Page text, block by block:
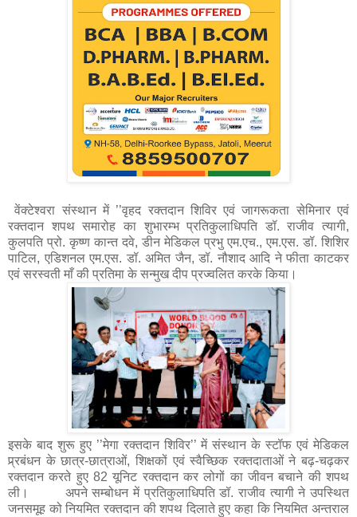
वेंक्टेश्वरा संस्थान में ’’वृहद रक्तदान शिविर एवं जागरूकता सेमिनार एवं
रक्तदान शपथ समारोह का शुभारम्भ प्रतिकुलाधिपति डॉ. राजीव त्यागी,
कुलपति प्रो. कृष्ण कान्त दवे, डीन मेडिकल प्रभु एम.एच., एम.एस. डॉ. शिशिर
पाटिल, एडिशनल एम.एस. डॉ. अमित जैन, डॉ. नौशाद आदि ने फीता काटकर
एवं सरस्वती माँ की प्रतिमा के सन्मुख दीप प्रज्वलित करके किया।
इसके बाद शुरू हुए ’’मेगा रक्तदान शिविर’’ में संस्थान के स्टॉफ एवं मेडिकल
प्र्रबंधन के छात्र-छात्राओं, शिक्षकों एवं स्वैच्छिक रक्तदाताओं ने बढ़-चढ़कर
रक्तदान करते हुए 82 यूनिट रक्तदान कर लोगों का जीवन बचाने की शपथ
ली। अपने सम्बोधन में प्रतिकुलाधिपति डॉ. राजीव त्यागी ने उपस्थित
जनसमूह को नियमित रक्तदान की शपथ दिलाते हुए कहा कि नियमित अन्तराल